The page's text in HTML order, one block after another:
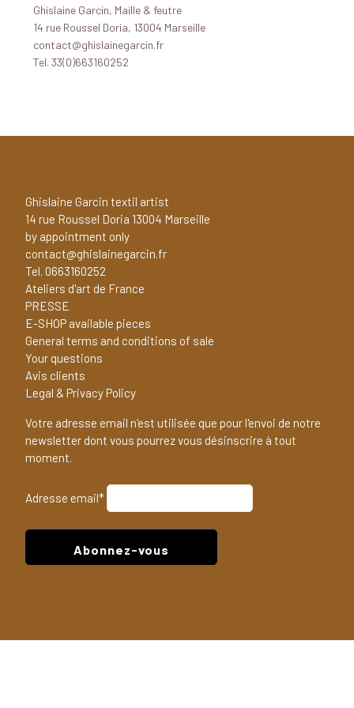
Ghislaine Garcin, Maille & feutre
14 rue Roussel Doria, 13004 Marseille
contact@ghislainegarcin.fr
Tel. 33(0)663160252
Ghislaine Garcin textil artist
14 rue Roussel Doria 13004 Marseille
by appointment only
contact@ghislainegarcin.fr
Tel. 0663160252
Ateliers d'art de France
PRESSE
E-SHOP available pieces
General terms and conditions of sale
Your questions
Avis clients
Legal & Privacy Policy
Votre adresse email n'est utilisée que pour l'envoi de notre
newsletter dont vous pourrez vous désinscrire à tout
moment.
Adresse email*